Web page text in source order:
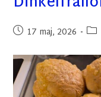
17 maj, 2026